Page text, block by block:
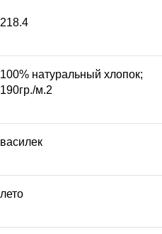
218.4
100% натуральный хлопок;
190гр./м.2
василек
лето